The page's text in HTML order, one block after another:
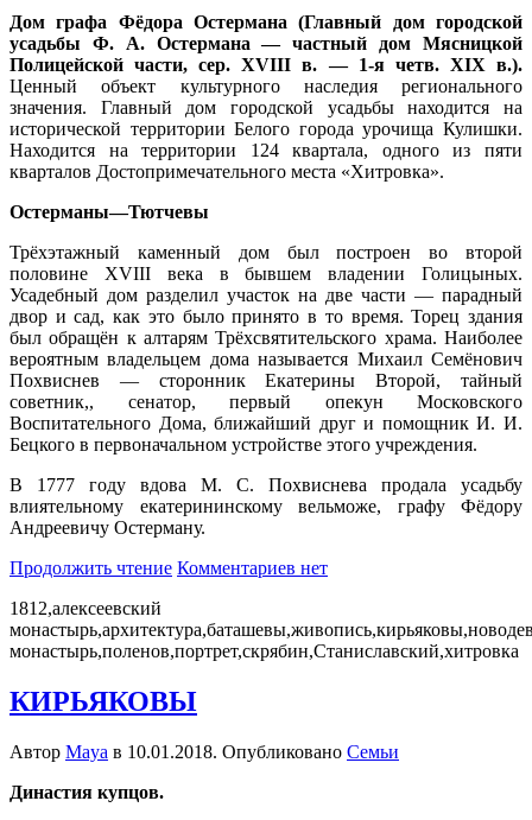
Дом графа Фёдора Остермана (Главный дом городской
усадьбы Ф. А. Остермана — частный дом Мясницкой
Полицейской части, сер. XVIII в. — 1-я четв. XIX в.).
Ценный объект культурного наследия регионального
значения. Главный дом городской усадьбы находится на
исторической территории Белого города урочища Кулишки.
Находится на территории 124 квартала, одного из пяти
кварталов Достопримечательного места «Хитровка».
Остерманы—Тютчевы
Трёхэтажный каменный дом был построен во второй
половине XVIII века в бывшем владении Голицыных.
Усадебный дом разделил участок на две части — парадный
двор и сад, как это было принято в то время. Торец здания
был обращён к алтарям Трёхсвятительского храма. Наиболее
вероятным владельцем дома называется Михаил Семёнович
Похвиснев — сторонник Екатерины Второй, тайный
советник,, сенатор, первый опекун Московского
Воспитательного Дома, ближайший друг и помощник И. И.
Бецкого в первоначальном устройстве этого учреждения.
В 1777 году вдова М. С. Похвиснева продала усадьбу
влиятельному екатерининскому вельможе, графу Фёдору
Андреевичу Остерману.
Продолжить чтение Комментариев нет
1812,алексеевский
монастырь,поленов,портрет,скрябин,Станиславский,хитровка
КИРЬЯКОВЫ
Автор Maya в 10.01.2018. Опубликовано Семьи
Династия купцов.